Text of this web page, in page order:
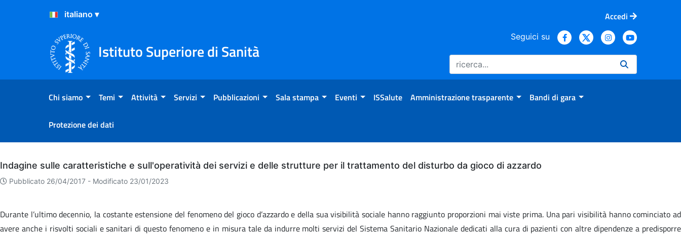
Salta al Contenuto
Salta al Footer
Accedi
Istituto Superiore di Sanità
Seguici su
Chi siamo Temi Attività Servizi Pubblicazioni Sala stampa Eventi ISSalute Amministrazione trasparente Bandi di gara
Protezione dei dati
Archivio
Indagine sulle caratteristiche e sull'operatività dei servizi e delle strutture per il trattamento del disturbo da gioco di azzardo
Pubblicato 26/04/2017 - Modificato 23/01/2023
Durante l’ultimo decennio, la costante estensione del fenomeno del gioco d’azzardo e della sua visibilità sociale hanno raggiunto proporzioni mai viste prima. Una pari visibilità hanno cominciato ad
avere anche i risvolti sociali e sanitari di questo fenomeno e in misura tale da indurre molti servizi del Sistema Sanitario Nazionale dedicati alla cura di pazienti con altre dipendenze a predisporre